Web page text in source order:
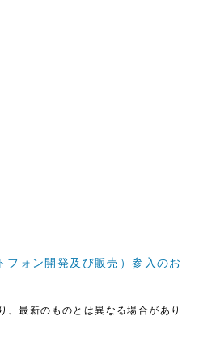
フォン開発及び販売）参入のお
、最新のものとは異なる場合があり